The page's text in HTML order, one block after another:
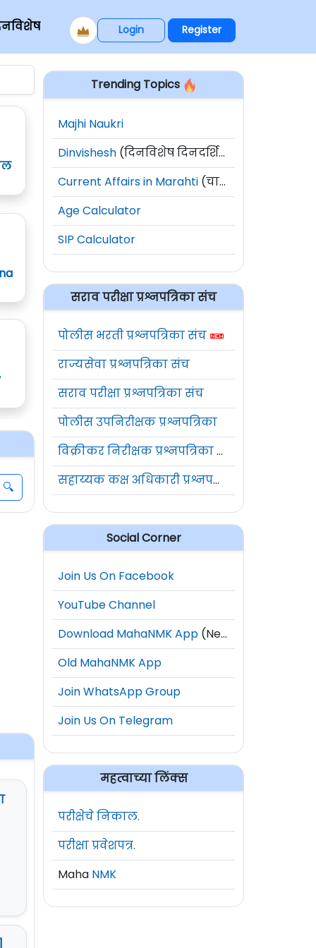
Login Register
Trending Topics
Majhi Naukri
Dinvishesh (दिनविशेष दिनदर्शिका)
Current Affairs in Marahti (चालू घडामोडी)
Age Calculator
SIP Calculator
सराव परीक्षा प्रश्नपत्रिका संच
पोलीस भरती प्रश्नपत्रिका संच
राज्यसेवा प्रश्नपत्रिका संच
सराव परीक्षा प्रश्नपत्रिका संच
पोलीस उपनिरीक्षक प्रश्नपत्रिका
विक्रीकर निरीक्षक प्रश्नपत्रिका संच
सहाय्यक कक्ष अधिकारी प्रश्नपत्रिका संच
Social Corner
Join Us On Facebook
YouTube Channel
Download MahaNMK App (New)
Old MahaNMK App
Join WhatsApp Group
Join Us On Telegram
महत्वाच्या लिंक्स
परीक्षेचे निकाल.
परीक्षा प्रवेशपत्र.
Maha NMK